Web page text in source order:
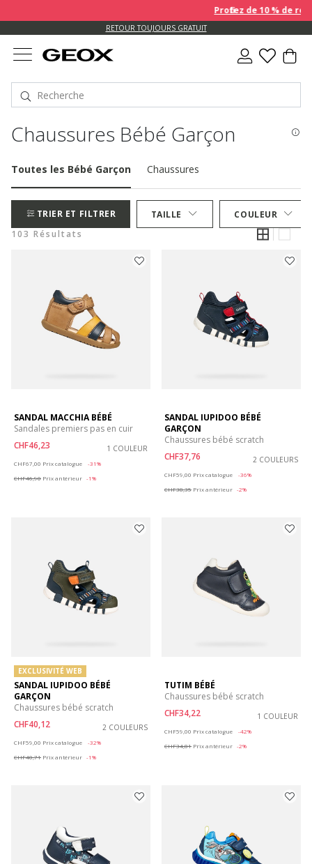
Profitez de 10 % de remise
RETOUR TOUJOURS GRATUIT
Chaussures Bébé Garçon
Toutes les Bébé Garçon Chaussures
TRIER ET FILTRER TAILLE
COULEUR
103 Résultats
SANDAL MACCHIA BÉBÉ
Sandales premiers pas en cuir
CHF46,23
1 COULEUR
CHF67,00 Prix catalogue
-31%
CHF46,90 Prix antérieur -1%
SANDAL IUPIDOO BÉBÉ
GARÇON
Chaussures bébé scratch
CHF37,76
2 COULEURS
CHF59,00 Prix catalogue
-36%
CHF38,35 Prix antérieur -2%
EXCLUSIVITÉ WEB
SANDAL IUPIDOO BÉBÉ
GARÇON
Chaussures bébé scratch
CHF40,12
2 COULEURS
CHF59,00 Prix catalogue
-32%
CHF40,71 Prix antérieur -1%
TUTIM BÉBÉ
Chaussures bébé scratch
CHF34,22
1 COULEUR
CHF59,00 Prix catalogue
-42%
CHF34,81 Prix antérieur -2%